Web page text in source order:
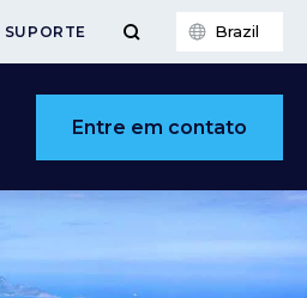
SUPORTE Brazil
Entre em contato